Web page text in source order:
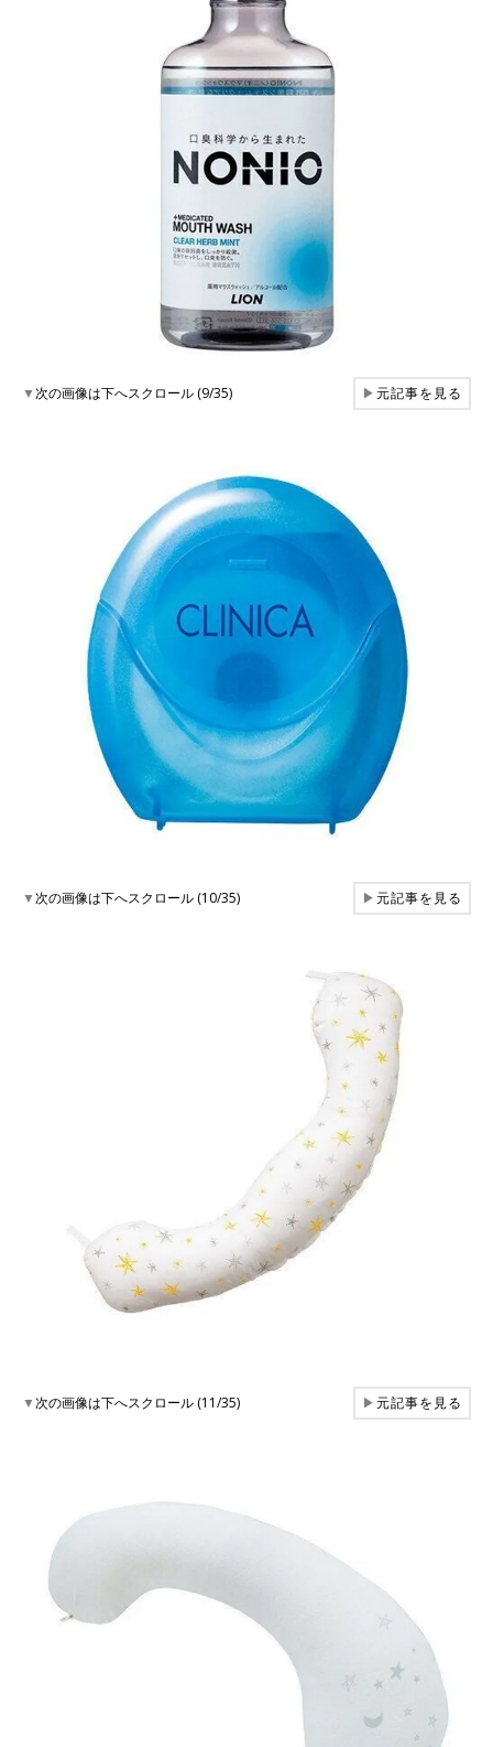
▼次の画像は下へスクロール (9/35) ▶元記事を見る
▼次の画像は下へスクロール (10/35) ▶元記事を見る
▼次の画像は下へスクロール (11/35) ▶元記事を見る